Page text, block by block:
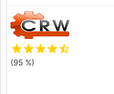
starstarstarstarstar_half
(95 %)